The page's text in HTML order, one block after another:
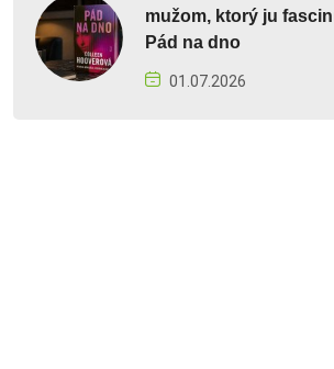
mužom, ktorý ju
Pád na dno
01.07.2026